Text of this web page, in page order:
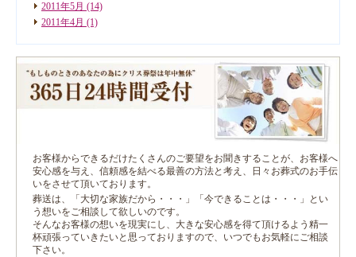
2011年5月 (14)
2011年4月 (1)
お客様からできるだけたくさんのご要望をお聞きすることが、お客様へ
安心感を与え、信頼感を結べる最善の方法と考え、日々お葬式のお手伝
いをさせて頂いております。
葬送は、「大切な家族だから・・・」「今できることは・・・」とい
う想いをご相談して欲しいのです。
そんなお客様の想いを現実にし、大きな安心感を得て頂けるよう精一
杯頑張っていきたいと思っておりますので、いつでもお気軽にご相談
下さい。